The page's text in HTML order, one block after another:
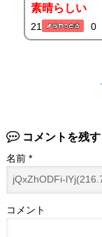
素晴らしい
21 0
コメントを残す
名前 *
コメント